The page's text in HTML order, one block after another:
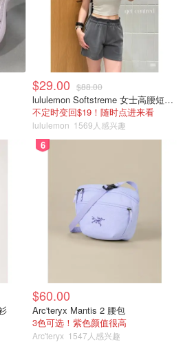
$29.00 $88.00
lululemon Softstreme 女士高腰短裤 10cm
不定时变回$19！随时点进来看
lululemon 1569人感兴趣
6
$60.00
Arc'teryx Mantis 2 腰包
3色可选！紫色颜值很高
Arc'teryx 1547人感兴趣